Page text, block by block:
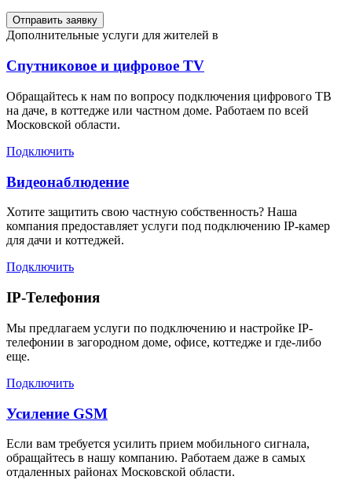
Отправить заявку
Дополнительные услуги для жителей в
Спутниковое и цифровое TV
Обращайтесь к нам по вопросу подключения цифрового ТВ
на даче, в коттедже или частном доме. Работаем по всей
Московской области.
Подключить
Видеонаблюдение
Хотите защитить свою частную собственность? Наша
компания предоставляет услуги под подключению IP-камер
для дачи и коттеджей.
Подключить
IP-Телефония
Мы предлагаем услуги по подключению и настройке IP-
телефонии в загородном доме, офисе, коттедже и где-либо
еще.
Подключить
Усиление GSM
Если вам требуется усилить прием мобильного сигнала,
обращайтесь в нашу компанию. Работаем даже в самых
отдаленных районах Московской области.